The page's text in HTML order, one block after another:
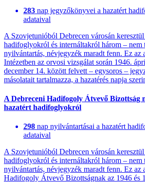
283 nap jegyzőkönyvei a hazatért
adataival
A Szovjetunióból Debrecen városán
hadifoglyokról és internáltakról három – nem
nyilvántartás, névjegyzék maradt fenn. Ez az
Intézetben az orvosi vizsgálat során 1946.
december 14. között felvett – egysoros –
másolatait tartalmazza, a hazatérés napja
A Debreceni Hadifogoly Átvevő Bizottság
hazatért hadifoglyokról
298 nap nyilvántartásai a hazatért
adataival
A Szovjetunióból Debrecen városán
hadifoglyokról és internáltakról három – nem
nyilvántartás, névjegyzék maradt fenn. Ez az
Hadifogoly Átvevő Bizottságnak az 1946 és